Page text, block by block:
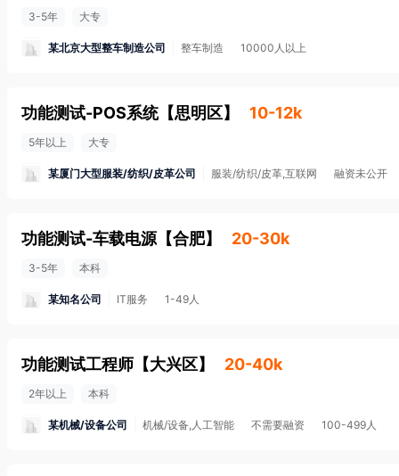
3-5年 大专
某北京大型整车制造公司 整车制造 10000人以上
功能测试-POS系统 【思明区】 10-12k
5年以上 大专
某厦门大型服装/纺织/皮革公司 服装/纺织/皮革,互联网 融资未公开
功能测试-车载电源 【合肥】 20-30k
3-5年 本科
某知名公司 IT服务 1-49人
功能测试工程师 【大兴区】 20-40k
2年以上 本科
某机械/设备公司 机械/设备,人工智能 不需要融资 100-499人